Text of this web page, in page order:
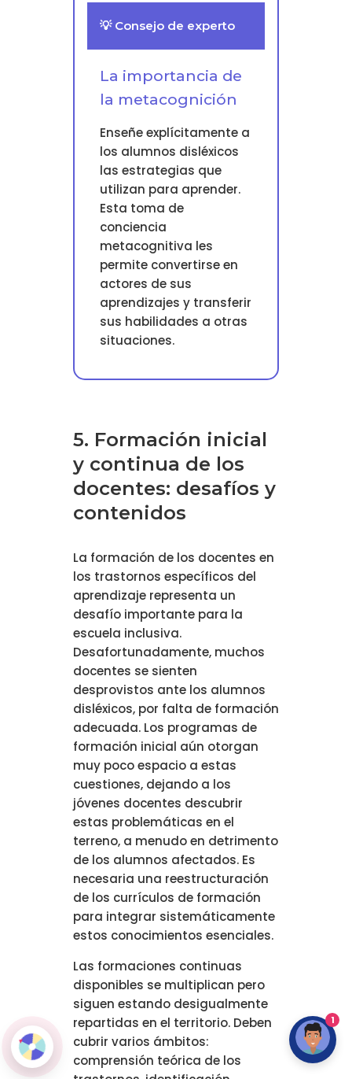
💡 Consejo de experto
La importancia de
la metacognición
Enseñe explícitamente a
los alumnos disléxicos
las estrategias que
utilizan para aprender.
Esta toma de
conciencia
metacognitiva les
permite convertirse en
actores de sus
aprendizajes y transferir
sus habilidades a otras
situaciones.
5. Formación inicial
y continua de los
docentes: desafíos y
contenidos
La formación de los docentes en
los trastornos específicos del
aprendizaje representa un
desafío importante para la
escuela inclusiva.
Desafortunadamente, muchos
docentes se sienten
desprovistos ante los alumnos
disléxicos, por falta de formación
adecuada. Los programas de
formación inicial aún otorgan
muy poco espacio a estas
cuestiones, dejando a los
jóvenes docentes descubrir
estas problemáticas en el
terreno, a menudo en detrimento
de los alumnos afectados. Es
necesaria una reestructuración
de los currículos de formación
para integrar sistemáticamente
estos conocimientos esenciales.
Las formaciones continuas
disponibles se multiplican pero
siguen estando desigualmente
repartidas en el territorio. Deben
cubrir varios ámbitos:
comprensión teórica de los
1